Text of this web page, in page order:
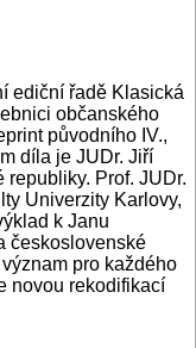
ediční řadě Klasická
občanského
původního IV.,
díla je JUDr. Jiří
Prof. JUDr.
Univerzity Karlovy,
k Janu
československé
pro každého
novou rekodifikací